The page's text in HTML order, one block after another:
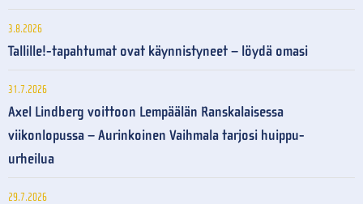
3.8.2026
Tallille!-tapahtumat ovat käynnistyneet – löydä omasi
31.7.2026
Axel Lindberg voittoon Lempäälän Ranskalaisessa
viikonlopussa – Aurinkoinen Vaihmala tarjosi huippu-
urheilua
29.7.2026